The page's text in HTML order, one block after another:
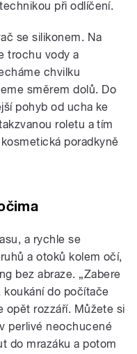
při odlíčení.
se silikonem. Na
trochu vody a
chvilku
směrem dolů. Do
pohyb od ucha ke
roletu a tím
poradkyně
a rychle se
a otoků kolem očí,
bez abraze. „Zabere
koukání do počítače
opět rozzáří. Můžete si
perlivé neochucené
do mrazáku a potom